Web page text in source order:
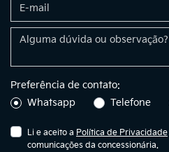
Preferência de contato:
Whatsapp
Telefone
Li e aceito a Política de Privacidade
comunicações da concessionária.